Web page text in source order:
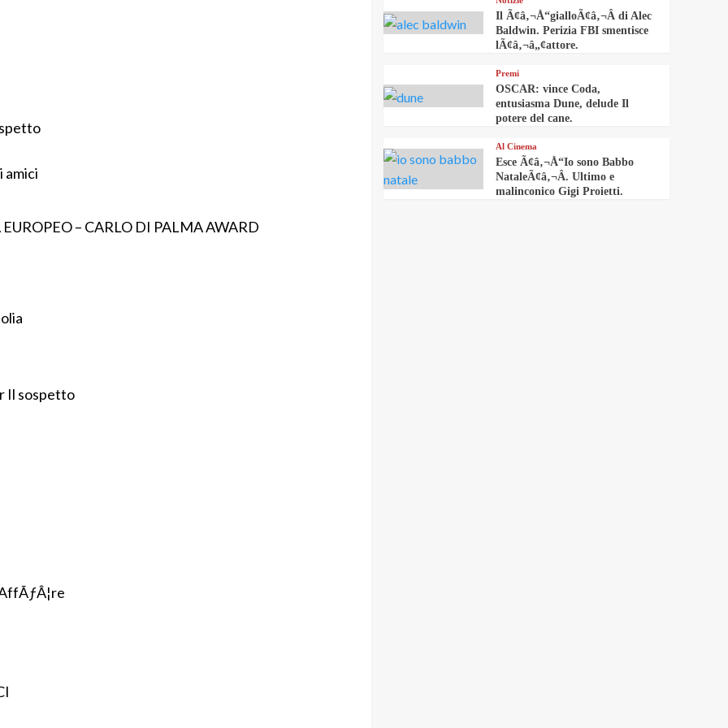
amici
– CARLO DI PALMA AWARD
Il sospetto
Il Ã¢â‚¬Å“gialloÃ¢â‚¬Â di Alec
Baldwin. Perizia FBI smentisce
lÃ¢â‚¬â„¢attore.
Premi
OSCAR: vince Coda,
entusiasma Dune, delude Il
potere del cane.
Al Cinema
Esce Ã¢â‚¬Å“Io sono Babbo
NataleÃ¢â‚¬Â. Ultimo e
malinconico Gigi Proietti.